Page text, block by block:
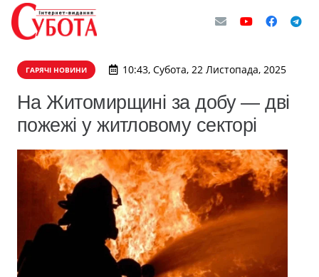
ГАРЯЧІ НОВИНИ 10:43, Субота, 22 Листопада, 2025
На Житомирщині за добу — дві
пожежі у житловому секторі